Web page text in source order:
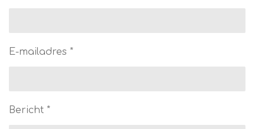
E-mailadres *
Bericht *